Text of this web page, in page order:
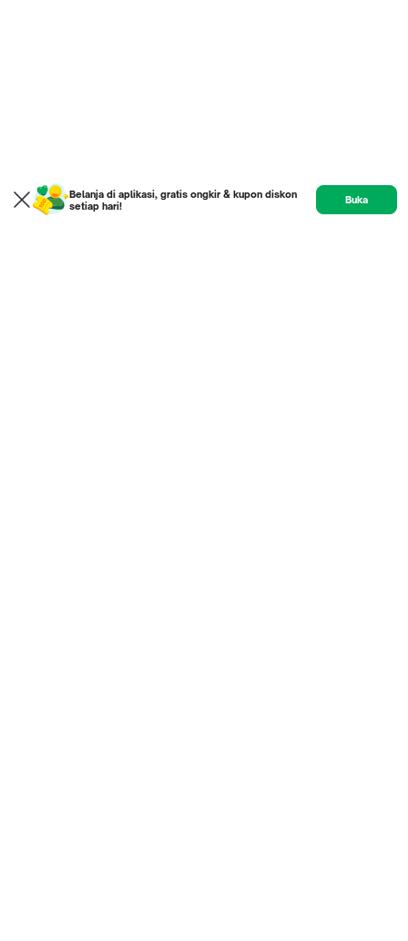
Belanja di aplikasi, gratis ongkir & kupon diskon
setiap hari!
Buka